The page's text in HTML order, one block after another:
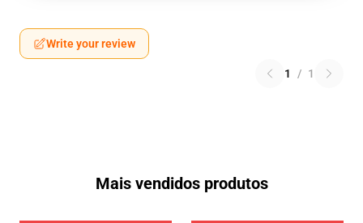
Write your review
1 / 1
Mais vendidos produtos